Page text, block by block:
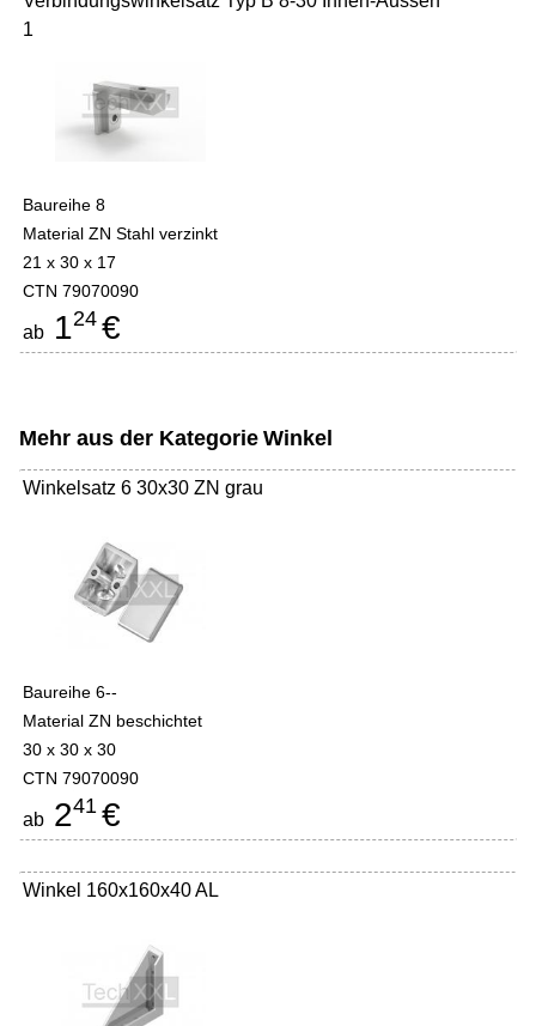
1
Baureihe 8
Material ZN Stahl verzinkt
21 x 30 x 17
CTN 79070090
ab 124 €
Mehr aus der Kategorie Winkel
Winkelsatz 6 30x30 ZN grau
Baureihe 6--
Material ZN beschichtet
30 x 30 x 30
CTN 79070090
ab 241 €
Winkel 160x160x40 AL